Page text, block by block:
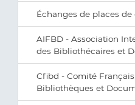
Échanges de places de
AIFBD - Association
des Bibliothécaires et
Cfibd - Comité
Bibliothèques et